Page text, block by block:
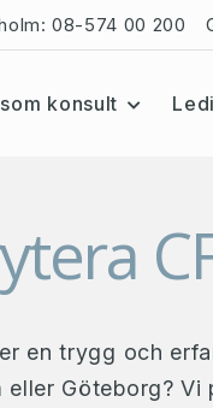
08-574 00 200
konsult
en trygg och
eller Göteborg? Vi